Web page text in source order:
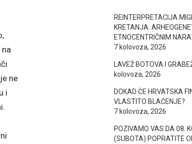
ne
i
REINTERPRETACIJA
KRETANJA:
ETNOCENTRIČNIM
7 kolovoza, 2026
LAVEŽ BOTOVA I
kolovoza, 2026
DOKAD ĆE HRVATSKA
VLASTITO BLAĆENJE?
7 kolovoza, 2026
POZIVAMO VAS DA 08.
(SUBOTA) POPRATITE